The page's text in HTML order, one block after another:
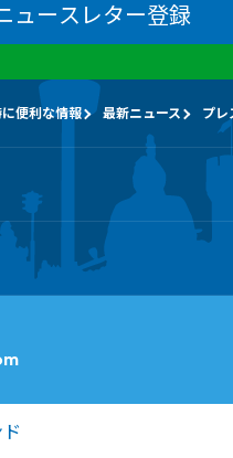
ュースレター登録
便利な情報 最新ニュース プレ